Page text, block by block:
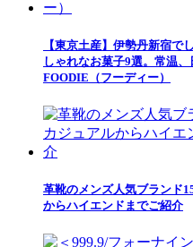
【東京土産】伊勢丹新宿で
しゃれなお菓子9選。常温
FOODIE（フーディー）
革靴のメンズ人気ブランド
からハイエンドまでご紹介